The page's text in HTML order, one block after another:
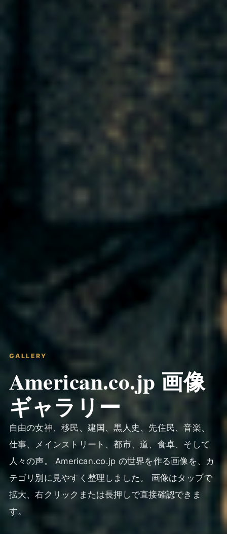
GALLERY
American.co.jp 画像
ギャラリー
自由の女神、移民、建国、黒人史、先住民、音楽、
仕事、メインストリート、都市、道、食卓、そして
人々の声。 American.co.jp の世界を作る画像を、カ
テゴリ別に見やすく整理しました。 画像はタップで
拡大、右クリックまたは長押しで直接確認できま
す。